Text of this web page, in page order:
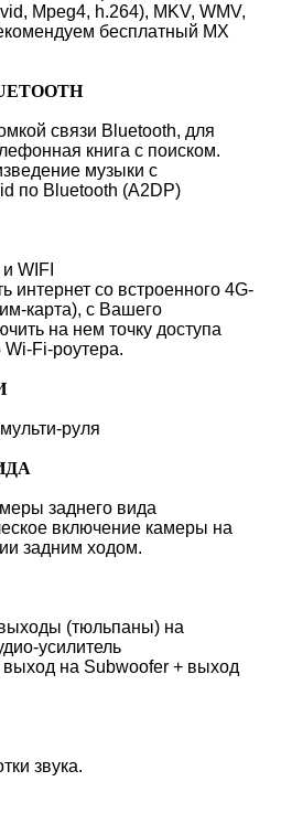
Mpeg4, h.264), MKV, WMV,
бесплатный MX
связи Bluetooth, для
книга с поиском.
музыки с
по Bluetooth (A2DP)
WIFI
интернет со встроенного 4G-
карта), с Вашего
на нем точку доступа
Fi-роутера.
руля
заднего вида
включение камеры на
задним ходом.
(тюльпаны) на
усилитель
на Subwoofer + выход
звука.